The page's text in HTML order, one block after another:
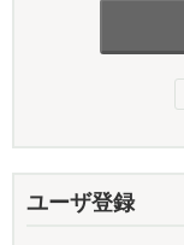
ユーザ登録